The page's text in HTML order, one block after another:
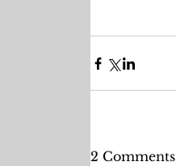
2 Comments